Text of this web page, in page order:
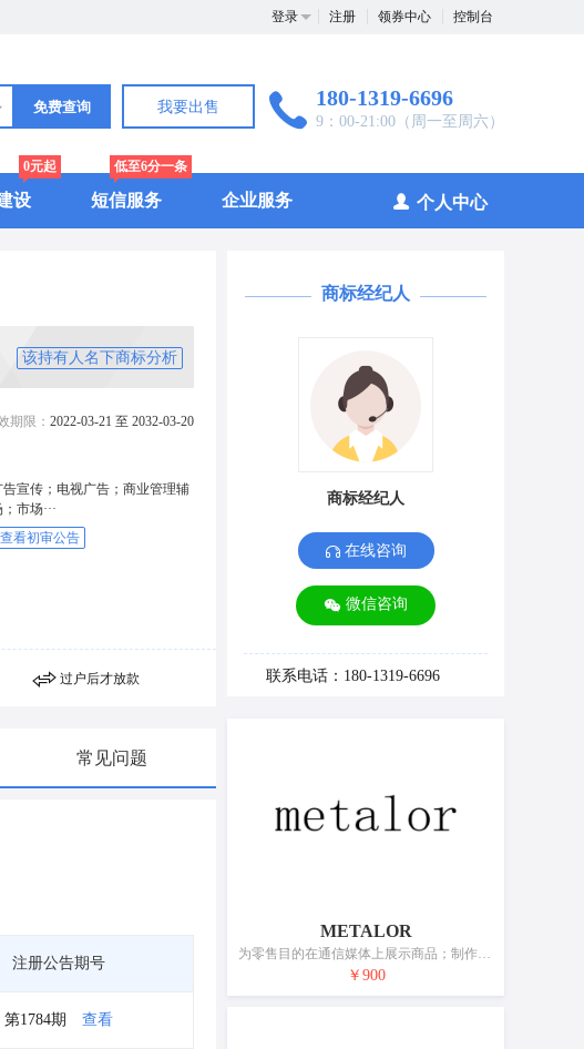
登录 注册 领券中心 控制台
免费查询 我要出售 180-1319-6696
9：00-21:00（周一至周六）
设
0元起
短信服务
低至6分一条
企业服务 个人中心
该持有人名下商标分析
期限： 2022-03-21 至 2032-03-20
宣传；电视广告；商业管理辅
市场···
查看初审公告
过户后才放款
常见问题
注册公告期号
第1784期 查看
商标经纪人
商标经纪人
在线咨询
微信咨询
联系电话：180-1319-6696
METALOR
为零售目的在通信媒体上展示商品；制作电视购物节目；商业橱窗布置；广告；张贴广告；户外广告；电视广告；特许经营的商业管理；通过网站提供商业信息；市场营销
￥900